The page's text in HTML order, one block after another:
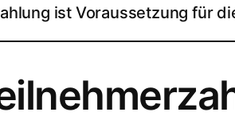
ist Voraussetzung für